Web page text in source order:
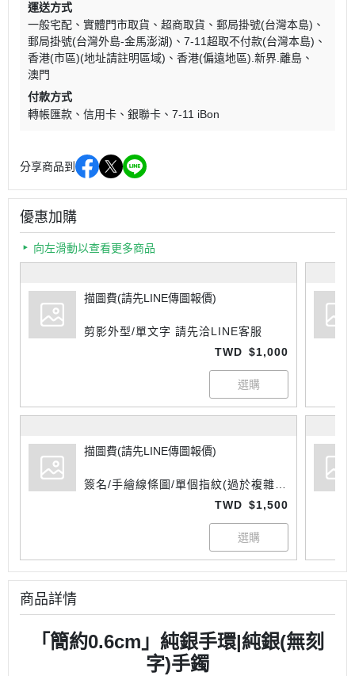
運送方式
一般宅配
實體門市取貨 超商取貨
郵局掛號(台灣本島)
郵局掛號(台灣外島-金馬澎湖)
7-11超取不付款(台灣本島)
香港(市區)(地址請註明區域)
香港(偏遠地區).新界.離島
澳門
付款方式
轉帳匯款
信用卡 銀聯卡 7-11 iBon
分享商品到
優惠加購
向左滑動以查看更多商品
描圖費(請先LINE傳圖報價)
剪影外型/單文字 請先洽LINE客服
TWD $1,000
描圖費(請先LINE傳圖報價)
簽名/手繪線條圖/單個指紋(過於複雜則
TWD $1,500
商品詳情
「簡約0.6cm 」純銀手環|純銀(無刻
字)手鐲